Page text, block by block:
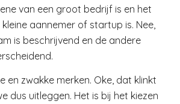
van een groot bedrijf is en het
aannemer of startup is. Nee,
is beschrijvend en de andere
en zwakke merken. Oke, dat klinkt
dus uitleggen. Het is bij het kiezen